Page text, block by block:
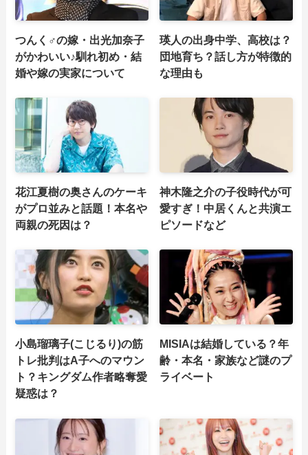
つんく♂の嫁・出光加奈子
がかわいい♪馴れ初め・結
婚や嫁の実家について
瑛人の出身中学、高校は？
団地育ち？話し方が特徴的
な理由も
花江夏樹の奥さんのケーキ
がプロ並みと話題！本名や
両親の死因は？
神木隆之介の子役時代が可
愛すぎ！中居くんと共演エ
ピソードなど
小島瑠璃子(こじるり)の筋
トレ批判はA子へのマウン
ト？キングダム作者略奪愛
疑惑は？
MISIAは結婚している？年
齢・本名・家族など謎のプ
ライベート